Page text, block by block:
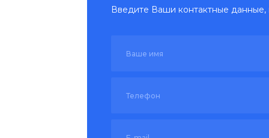
Введите Ваши контактные